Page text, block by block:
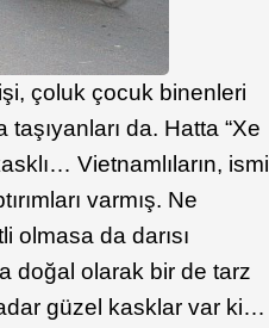
çoluk çocuk binenleri
da. Hatta “Xe
Vietnamlıların, ismi
varmış. Ne
olmasa da darısı
doğal olarak bir de tarz
güzel kasklar var ki…